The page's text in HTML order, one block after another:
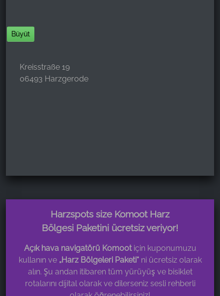
Büyüt
Kreisstraße 19
06493 Harzgerode
Harzspots size Komoot Harz
Bölgesi Paketini ücretsiz veriyor!
Açık hava navigatörü Komootiçin kuponumuzu
kullanın ve„Harz Bölgeleri Paketi“ni ücretsiz olarak
alın. Şu andan itibaren tüm yürüyüş ve bisiklet
rotalarını dijital olarak ve dilerseniz sesli rehberli